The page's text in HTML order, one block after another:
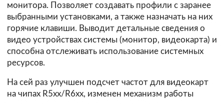
монитора. Позволяет создавать профили с заранее
выбранными установками, а также назначать на них
горячие клавиши. Выводит детальные сведения о
видео устройствах системы (монитор, видеокарта) и
способна отслеживать использование системных
ресурсов.
На сей раз улучшен подсчет частот для видеокарт
на чипах R5xx/R6xx, изменен механизм работы